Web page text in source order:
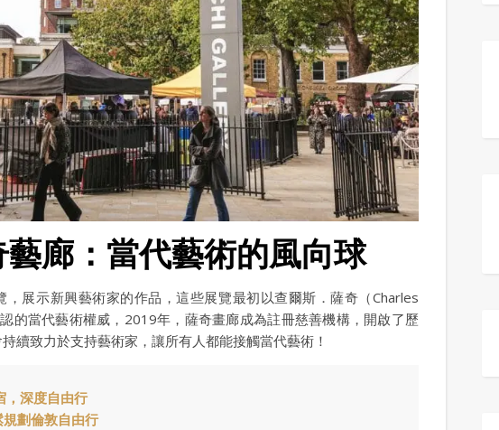
廊：當代藝術的風向球
展示新興藝術家的作品，這些展覽最初以查爾斯．薩奇（Charles
的當代藝術權威，2019年，薩奇畫廊成為註冊慈善機構，開啟了歷
續致力於支持藝術家，讓所有人都能接觸當代藝術！
，深度自由行
劃倫敦自由行